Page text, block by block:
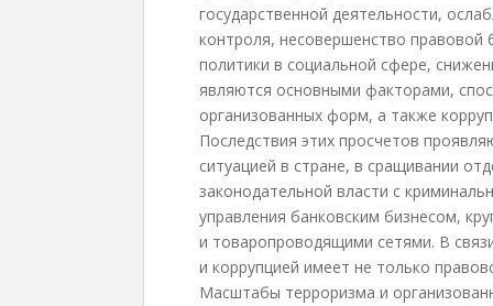
государственной деятельности,
контроля, несовершенство правовой
политики в социальной сфере,
являются основными факторами,
организованных форм, а также
Последствия этих просчетов
ситуацией в стране, в сращивании
законодательной власти с
управления банковским бизнесом,
и товаропроводящими сетями. В
и коррупцией имеет не только
Масштабы терроризма и